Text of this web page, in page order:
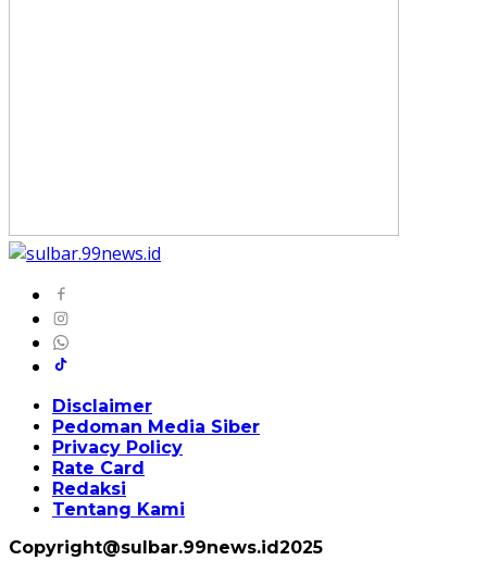
Disclaimer
Pedoman Media Siber
Privacy Policy
Rate Card
Redaksi
Tentang Kami
Copyright@sulbar.99news.id2025